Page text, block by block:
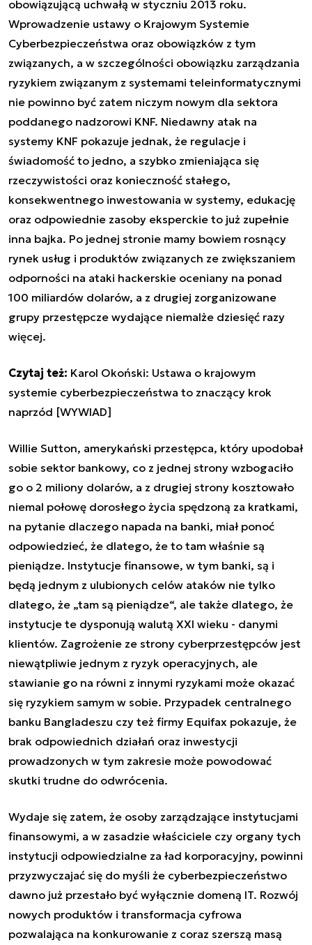
obowiązującą uchwałą w styczniu 2013 roku.
Wprowadzenie ustawy o Krajowym Systemie
Cyberbezpieczeństwa oraz obowiązków z tym
związanych, a w szczególności obowiązku zarządzania
ryzykiem związanym z systemami teleinformatycznymi
nie powinno być zatem niczym nowym dla sektora
poddanego nadzorowi KNF. Niedawny atak na
systemy KNF pokazuje jednak, że regulacje i
świadomość to jedno, a szybko zmieniająca się
rzeczywistości oraz konieczność stałego,
konsekwentnego inwestowania w systemy, edukację
oraz odpowiednie zasoby eksperckie to już zupełnie
inna bajka. Po jednej stronie mamy bowiem rosnący
rynek usług i produktów związanych ze zwiększaniem
odporności na ataki hackerskie oceniany na ponad
100 miliardów dolarów, a z drugiej zorganizowane
grupy przestępcze wydające niemalże dziesięć razy
więcej.
Czytaj też: Karol Okoński: Ustawa o krajowym
systemie cyberbezpieczeństwa to znaczący krok
naprzód [WYWIAD]
Willie Sutton, amerykański przestępca, który upodobał
sobie sektor bankowy, co z jednej strony wzbogaciło
go o 2 miliony dolarów, a z drugiej strony kosztowało
niemal połowę dorosłego życia spędzoną za kratkami,
na pytanie dlaczego napada na banki, miał ponoć
odpowiedzieć, że dlatego, że to tam właśnie są
pieniądze. Instytucje finansowe, w tym banki, są i
będą jednym z ulubionych celów ataków nie tylko
dlatego, że „tam są pieniądze“, ale także dlatego, że
instytucje te dysponują walutą XXI wieku - danymi
klientów. Zagrożenie ze strony cyberprzestępców jest
niewątpliwie jednym z ryzyk operacyjnych, ale
stawianie go na równi z innymi ryzykami może okazać
się ryzykiem samym w sobie. Przypadek centralnego
banku Bangladeszu czy też firmy Equifax pokazuje, że
brak odpowiednich działań oraz inwestycji
prowadzonych w tym zakresie może powodować
skutki trudne do odwrócenia.
Wydaje się zatem, że osoby zarządzające instytucjami
finansowymi, a w zasadzie właściciele czy organy tych
instytucji odpowiedzialne za ład korporacyjny, powinni
przyzwyczajać się do myśli że cyberbezpieczeństwo
dawno już przestało być wyłącznie domeną IT. Rozwój
nowych produktów i transformacja cyfrowa
pozwalająca na konkurowanie z coraz szerszą masą